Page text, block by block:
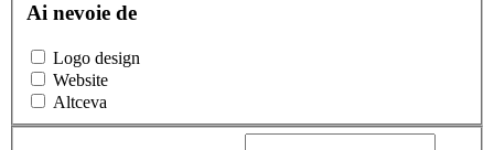
Ai nevoie de
Logo design
Website
Altceva